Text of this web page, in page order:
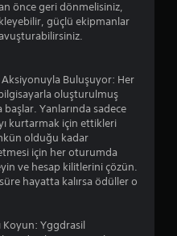
önce geri dönmelisiniz,
güçlü ekipmanlar
Buluşuyor: Her
oluşturulmuş
başlar. Yanlarında sadece
kurtarmak için ettikleri
olduğu kadar
için her oturumda
ve hesap kilitlerini çözün.
hayatta kalırsa ödüller o
Yggdrasil